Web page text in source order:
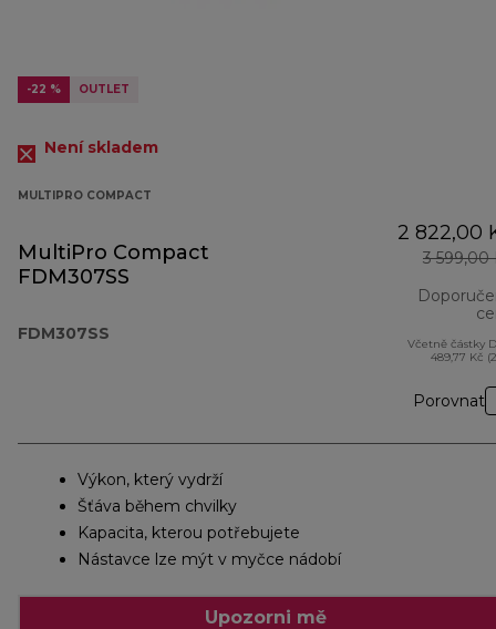
-22 % OUTLET
Není skladem
MULTIPRO COMPACT
MultiPro Compact
FDM307SS
FDM307SS
2 822,00
3 599,00
Včetně částky
489,77 Kč
Porovnat
Výkon, který vydrží
Šťáva během chvilky
Kapacita, kterou potřebujete
Nástavce lze mýt v myčce nádobí
Upozorni mě